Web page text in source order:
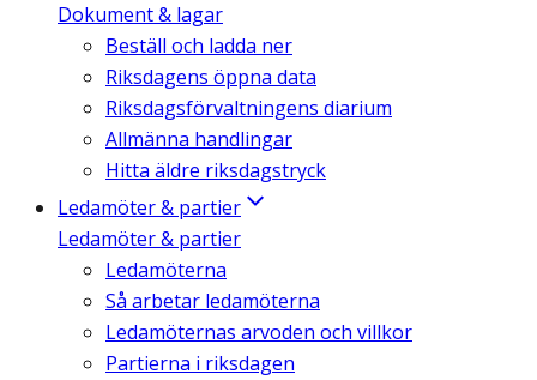
Dokument & lagar
Beställ och ladda ner
Riksdagens öppna data
Riksdagsförvaltningens diarium
Allmänna handlingar
Hitta äldre riksdagstryck
Ledamöter & partier
Ledamöter & partier
Ledamöterna
Så arbetar ledamöterna
Ledamöternas arvoden och villkor
Partierna i riksdagen